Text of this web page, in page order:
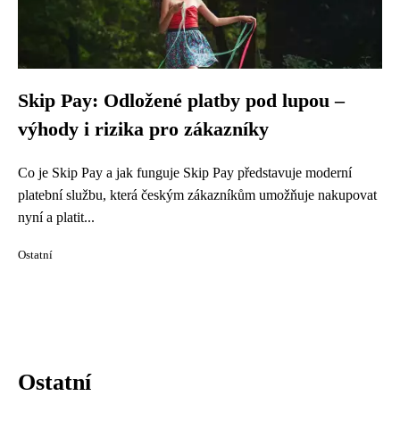
Skip Pay: Odložené platby pod lupou –
výhody i rizika pro zákazníky
Co je Skip Pay a jak funguje Skip Pay představuje moderní
platební službu, která českým zákazníkům umožňuje nakupovat
nyní a platit...
Ostatní
Ostatní